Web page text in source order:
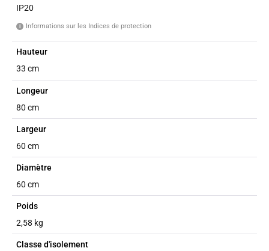
IP20
i Informations sur les Indices de protection
Hauteur
33 cm
Longeur
80 cm
Largeur
60 cm
Diamètre
60 cm
Poids
2,58 kg
Classe d'isolement